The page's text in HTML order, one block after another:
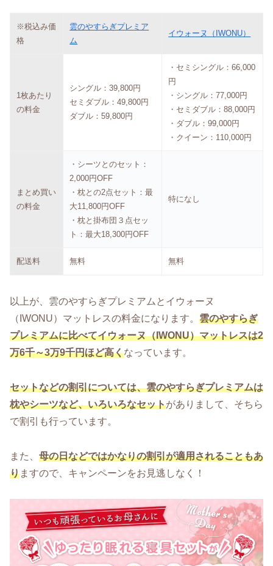
※税込み価
格
雲のやすらぎプレミア
ム
イウォーヌ（IWONU）
1枚あたり
の料金
シングル：39,800円
セミダブル：49,800円
ダブル：59,800円
・セミシングル：66,000
円
・シングル：77,000円
・セミダブル：88,000円
・ダブル：99,000円
・クイーン：110,000円
まとめ買い
の料金
・シーツとのセット：
2,000円OFF
・枕との2点セット：最
大11,800円OFF
・枕と掛布団３点セッ
ト：最大18,300円OFF
特になし
配送料 無料 無料
以上が、雲のやすらぎプレミアムとイウォーヌ
（IWONU）マットレスの料金になります。 雲のやすらぎ
プレミアムに比べてイウォーヌ（IWONU）マットレスは2
万6千～3万9千円ほど高くなっています。
セットなどの割引については、雲のやすらぎプレミアムは
枕やシーツなど、いろいろなセットがありまして、そちら
で割引も行っています。
また、 母の日などではかなりの割引が適用されることもあ
りますので、キャンペーンをお見逃しなく！